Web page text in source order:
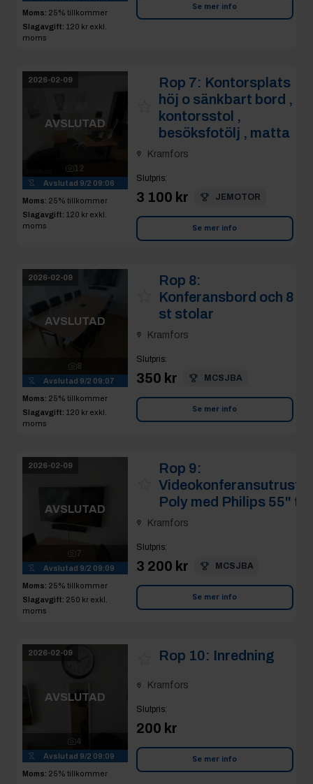
Moms: 25% tillkommer
Slagavgift: 120 kr exkl.
moms
Se mer info
2026-02-09
AVSLUTAD
12
Avslutad 9/2 09:06
Moms: 25% tillkommer
Slagavgift: 120 kr exkl.
moms
Rop 7: Kontorsplats
höj o sänkbart bord ,
kontorsstol ,
besöksfotölj , matta
Kramfors
Slutpris:
3 100 kr JEMOTOR
Se mer info
2026-02-09
AVSLUTAD
8
Avslutad 9/2 09:07
Moms: 25% tillkommer
Slagavgift: 120 kr exkl.
moms
Rop 8:
Konferansbord och 8
st stolar
Kramfors
Slutpris:
350 kr MCSJBA
Se mer info
2026-02-09
AVSLUTAD
7
Avslutad 9/2 09:09
Moms: 25% tillkommer
Slagavgift: 250 kr exkl.
moms
Rop 9:
Poly med Philips 55" tv
Kramfors
Slutpris:
3 200 kr MCSJBA
Se mer info
2026-02-09
AVSLUTAD
4
Avslutad 9/2 09:09
Moms: 25% tillkommer
Rop 10: Inredning
Kramfors
Slutpris:
200 kr
Se mer info